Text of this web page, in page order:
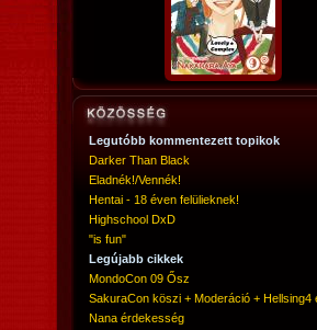
Legutóbb kommentezett topikok
Darker Than Black
Eladnék!/Vennék!
Hentai - 18 éven felülieknek!
Highschool DxD
"is fun"
Legújabb cikkek
MondoCon 09 Ősz
SakuraCon köszi + Moderáció + Hellsing4
Nana érdekesség